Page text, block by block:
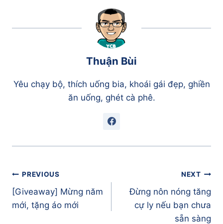
Thuận Bùi
Yêu chạy bộ, thích uống bia, khoái gái đẹp, ghiền
ăn uống, ghét cà phê.
Điều
hướng
bài
PREVIOUS
[Giveaway] Mừng năm
mới, tặng áo mới
NEXT
Đừng nôn nóng tăng
cự ly nếu bạn chưa
sẵn sàng